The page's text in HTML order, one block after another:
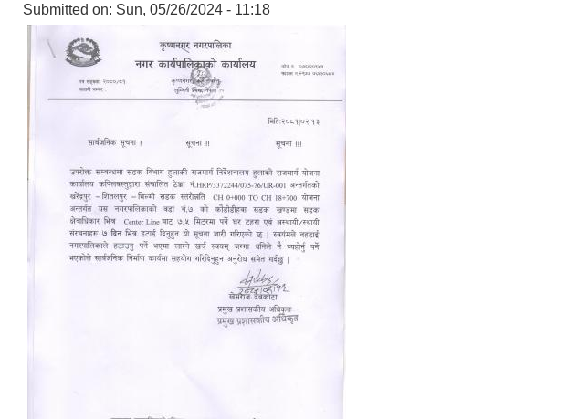
Submitted on: Sun, 05/26/2024 - 11:18